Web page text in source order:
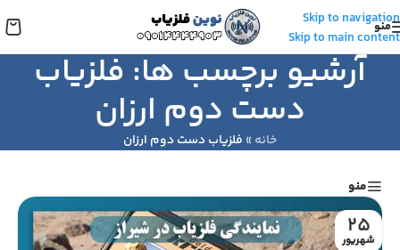
Skip to navigation
Skip to main content
منو
آرشیو برچسب ها: فلزیاب
دست دوم ارزان
خانه » فلزیاب دست دوم ارزان
منو
25
شهریور